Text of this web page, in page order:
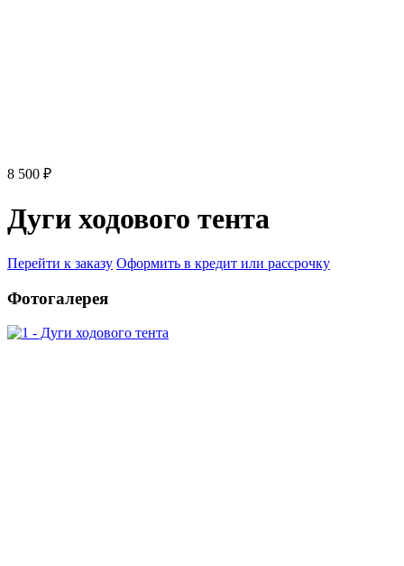
8 500 ₽
Дуги ходового тента
Перейти к заказу Оформить в кредит или рассрочку
Фотогалерея